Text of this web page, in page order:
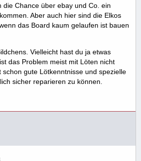
die Chance über ebay und Co. ein
Aber auch hier sind die Elkos
das Board kaum gelaufen ist bauen
Vielleicht hast du ja etwas
das Problem meist mit Löten nicht
gute Lötkenntnisse und spezielle
sicher reparieren zu können.